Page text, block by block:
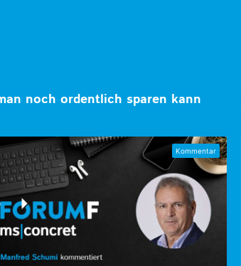
noch ordentlich sparen kann